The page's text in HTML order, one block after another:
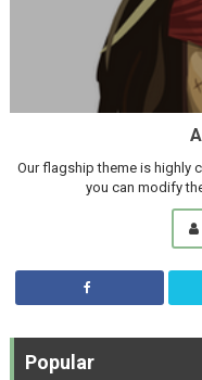
Our flagship theme is highly
you can modify
Popular